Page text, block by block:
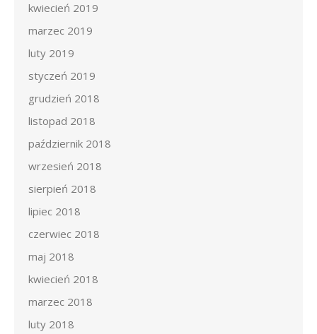
kwiecień 2019
marzec 2019
luty 2019
styczeń 2019
grudzień 2018
listopad 2018
październik 2018
wrzesień 2018
sierpień 2018
lipiec 2018
czerwiec 2018
maj 2018
kwiecień 2018
marzec 2018
luty 2018